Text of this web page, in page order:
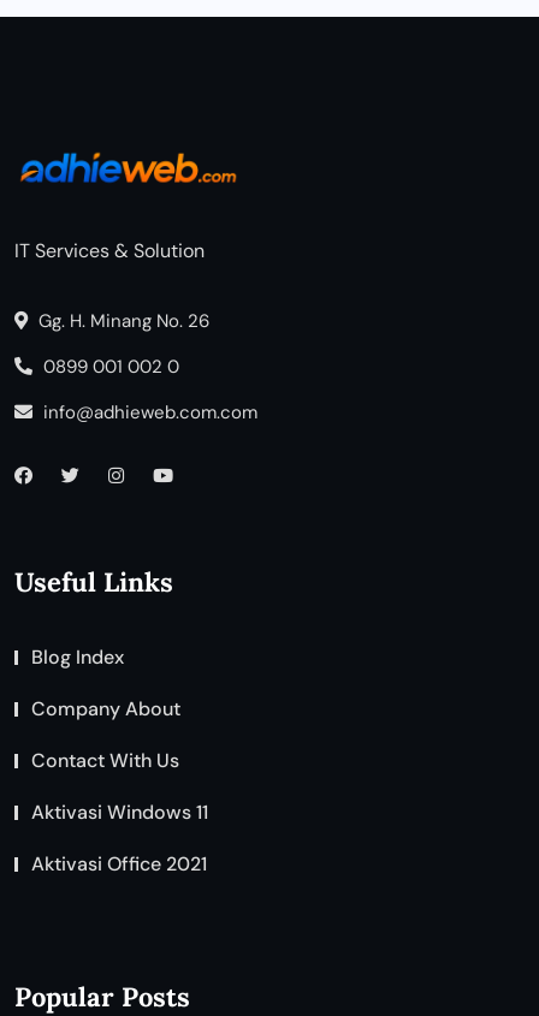
IT Services & Solution
Gg. H. Minang No. 26
0899 001 002 0
info@adhieweb.com.com
Useful Links
Blog Index
Company About
Contact With Us
Aktivasi Windows 11
Aktivasi Office 2021
Popular Posts